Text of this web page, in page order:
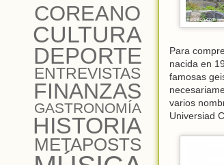
Para
nacida en
famosas
varios
Universiad
COREANO
CULTURA
DEPORTE
ENTREVISTAS
FINANZAS
GASTRONOMÍA
HISTORIA
METAPOSTS